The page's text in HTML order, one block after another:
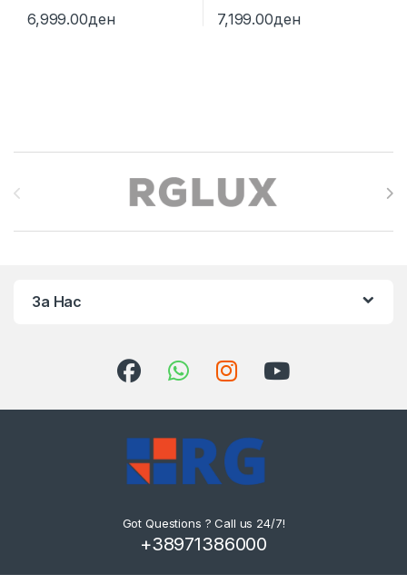
6,999.00ден 7,199.00ден
За Нас
Got Questions ? Call us 24/7!
+38971386000